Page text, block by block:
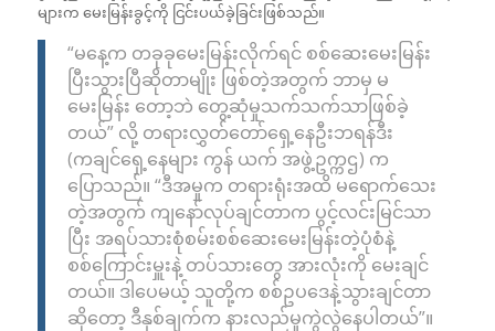
များက မေးမြန်းခွင့်ကို ငြင်းပယ်ခဲ့ခြင်းဖြစ်သည်။
“မနေ့က တခုခုမေးမြန်းလိုက်ရင် စစ်ဆေးမေးမြန်း
ပြီးသွားပြီဆိုတာမျိုး ဖြစ်တဲ့အတွက် ဘာမှ မ
မေးမြန်း တော့ဘဲ တွေ့ဆုံမှုသက်သက်သာဖြစ်ခဲ့
တယ်” လို့ တရားလွှတ်တော်ရှေ့နေဦးဘရန်ဒီး
(ကချင်ရှေ့နေများ ကွန် ယက် အဖွဲ့ဥက္ကဌ) က
ပြောသည်။ “ဒီအမှုက တရားရုံးအထိ မရောက်သေး
တဲ့အတွက် ကျနော်လုပ်ချင်တာက ပွင့်လင်းမြင်သာ
ပြီး အရပ်သားစုံစမ်းစစ်ဆေးမေးမြန်းတဲ့ပုံစံနဲ့
စစ်ကြောင်းမှူးနဲ့ တပ်သားတွေ အားလုံးကို မေးချင်
တယ်။ ဒါပေမယ့် သူတို့က စစ်ဥပဒေနဲ့သွားချင်တာ
ဆိုတော့ ဒီနှစ်ချက်က နားလည်မှုကွဲလွဲနေပါတယ်”။